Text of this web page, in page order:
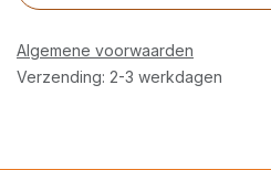
Algemene voorwaarden
Verzending: 2-3 werkdagen